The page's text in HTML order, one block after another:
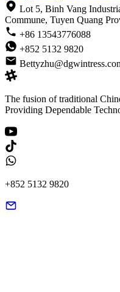
Lot 5, Binh Vang
Commune, Tuyen Quang
+86 13543776088
+852 5132 9820
The fusion of traditional
Providing Dependable
+852 5132 9820